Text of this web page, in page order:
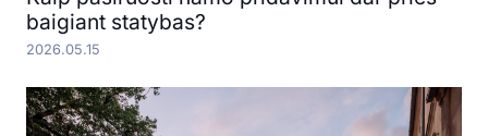
baigiant statybas?
2026.05.15